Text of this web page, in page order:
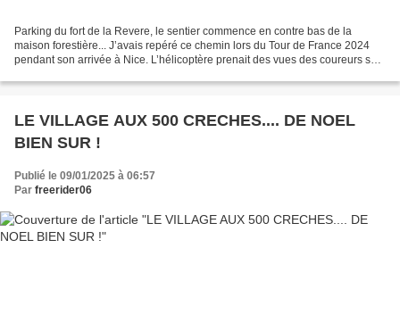
Parking du fort de la Revere, le sentier commence en contre bas de la
maison forestière... J’avais repéré ce chemin lors du Tour de France 2024
pendant son arrivée à Nice. L’hélicoptère prenait des vues des coureurs sur
LE VILLAGE AUX 500 CRECHES.... DE NOEL
BIEN SUR !
Publié le 09/01/2025 à 06:57
Par freerider06